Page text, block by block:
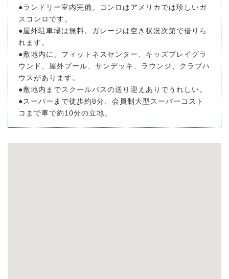
●ランドリー室内完備。コンロはアメリカでは珍しいガ
スコンロです。
●屋外駐車場は無料。ガレージは空き状況次第で借りら
れます。
●敷地内に、フィットネスセンター、キッズプレイグラ
ウンド、屋外プール、サンデッキ、ラウンジ、クラブハ
ウスがあります。
●敷地内までスクールバスの送り迎えありでうれしい。
●スーパーまで徒歩約8分、会員制大型スーパーコスト
コまで車で約10分の立地。